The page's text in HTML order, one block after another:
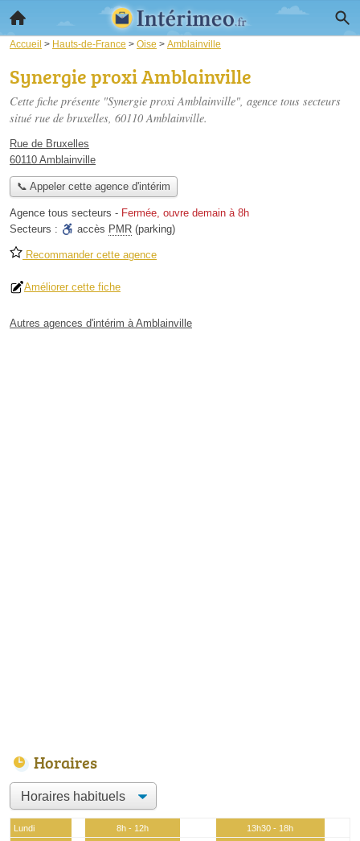
Accueil > Hauts-de-France > Oise > Amblainville
Synergie proxi Amblainville
Cette fiche présente "Synergie proxi Amblainville", agence tous secteurs
situé rue de bruxelles, 60110 Amblainville.
Rue de Bruxelles
60110 Amblainville
📞 Appeler cette agence d'intérim
Agence tous secteurs - Fermée, ouvre demain à 8h
Secteurs :
accès PMR (parking)
Recommander cette agence
Améliorer cette fiche
Autres agences d'intérim à Amblainville
Horaires
Lundi 8h - 12h
13h30 - 18h